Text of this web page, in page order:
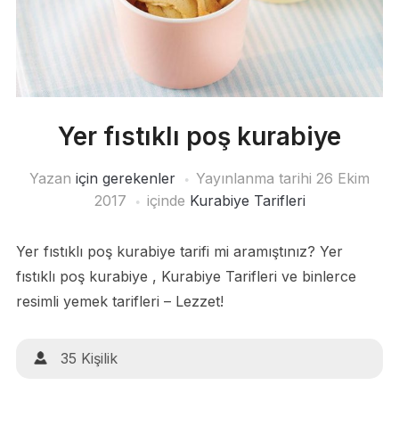
Yer fıstıklı poş kurabiye
Yazan için gerekenler Yayınlanma tarihi 26 Ekim
2017
içinde Kurabiye Tarifleri
Yer fıstıklı poş kurabiye tarifi mi aramıştınız? Yer
fıstıklı poş kurabiye , Kurabiye Tarifleri ve binlerce
resimli yemek tarifleri – Lezzet!
35 Kişilik